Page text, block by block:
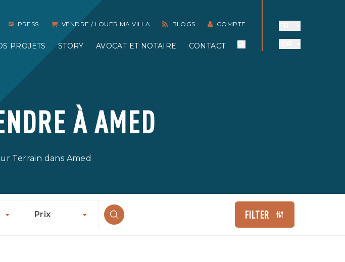
PRESS VENDRE / LOUER MA VILLA BLOGS COMPTE
PROJETS STORY AVOCAT ET NOTAIRE CONTACT
À AMED
Terrain dans Amed
Prix FILTER